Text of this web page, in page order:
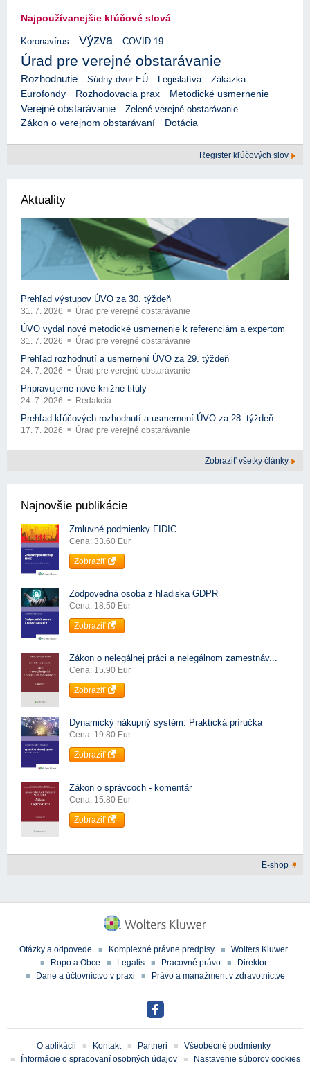
Najpoužívanejšie kľúčové slová
Koronavírus Výzva COVID-19
Úrad pre verejné obstarávanie
Rozhodnutie Súdny dvor EÚ Legislatíva Zákazka
Eurofondy Rozhodovacia prax Metodické usmernenie
Verejné obstarávanie
Zelené verejné obstarávanie
Zákon o verejnom obstarávaní
Dotácia
Register kľúčových slov
Aktuality
Prehľad výstupov ÚVO za 30. týždeň
31. 7. 2026 Úrad pre verejné obstarávanie
ÚVO vydal nové metodické usmernenie k referenciám a expertom
31. 7. 2026 Úrad pre verejné obstarávanie
Prehľad rozhodnutí a usmernení ÚVO za 29. týždeň
24. 7. 2026 Úrad pre verejné obstarávanie
Pripravujeme nové knižné tituly
24. 7. 2026 Redakcia
Prehľad kľúčových rozhodnutí a usmernení ÚVO za 28. týždeň
17. 7. 2026 Úrad pre verejné obstarávanie
Zobraziť všetky články
Najnovšie publikácie
Zmluvné podmienky FIDIC
Cena: 33.60 Eur
Zobraziť
Zodpovedná osoba z hľadiska GDPR
Cena: 18.50 Eur
Zobraziť
Zákon o nelegálnej práci a nelegálnom zamestnáv...
Cena: 15.90 Eur
Zobraziť
Dynamický nákupný systém. Praktická príručka
Cena: 19.80 Eur
Zobraziť
Zákon o správcoch - komentár
Cena: 15.80 Eur
Zobraziť
E-shop
Otázky a odpovede Komplexné právne predpisy
Wolters Kluwer
Ropo a Obce
Legalis Pracovné právo
Direktor
Dane a účtovníctvo v praxi
Právo a manažment v zdravotníctve
O aplikácii Kontakt Partneri
Všeobecné podmienky
Ïnformácie o spracovaní osobných údajov
Nastavenie súborov cookies